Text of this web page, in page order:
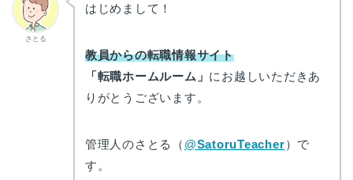
さとる
はじめまして！
教員からの転職情報サイト
「転職ホームルーム」 にお越しいただきあ
りがとうございます。
管理人のさとる（ @SatoruTeacher）で
す。